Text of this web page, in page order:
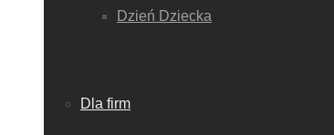
Dzień Dziecka
Dla firm